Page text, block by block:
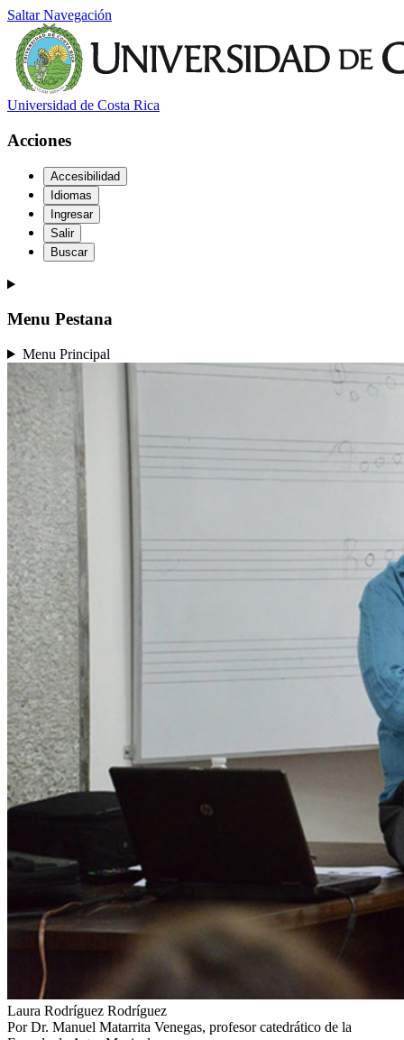
Saltar Navegación
Universidad de Costa Rica
Acciones
Accesibilidad
Idiomas
Ingresar
Salir
Buscar
Menu Pestana
Menu Principal
Laura Rodríguez Rodríguez
Por Dr. Manuel Matarrita Venegas, profesor catedrático de la